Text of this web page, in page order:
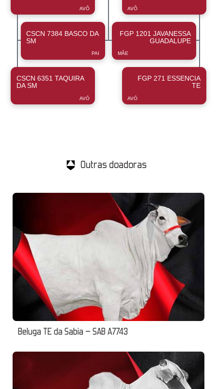
AVÔ
CSCN 7384 BASCO DA
SM
PAI
CSCN 6351 TAQUIRA
DA SM
AVÓ
AVÔ
FGP 1201 JAVANESSA
GUADALUPE
MÃE
FGP 271 ESSENCIA
TE
AVÓ
Outras doadoras
Beluga TE da Sabia – SAB A7743